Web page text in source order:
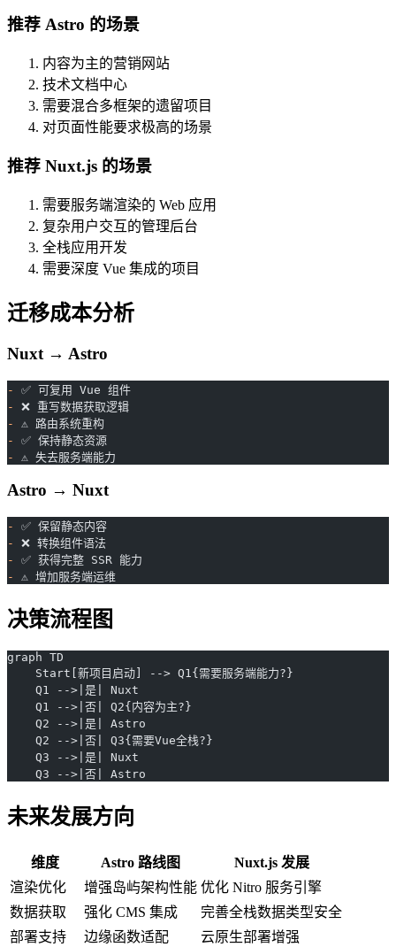
推荐 Astro 的场景
内容为主的营销网站
技术文档中心
需要混合多框架的遗留项目
对页面性能要求极高的场景
推荐 Nuxt.js 的场景
需要服务端渲染的 Web 应用
复杂用户交互的管理后台
全栈应用开发
需要深度 Vue 集成的项目
迁移成本分析
Nuxt → Astro
-
✅ 可复用 Vue 组件
-
❌ 重写数据获取逻辑
-
⚠️ 路由系统重构
-
✅ 保持静态资源
-
⚠️ 失去服务端能力
Astro → Nuxt
-
✅ 保留静态内容
-
❌ 转换组件语法
-
✅ 获得完整 SSR 能力
-
⚠️ 增加服务端运维
决策流程图
graph TD
    Start[新项目启动] --> Q1{需要服务端能力?}
    Q1 -->|是| Nuxt
    Q1 -->|否| Q2{内容为主?}
    Q2 -->|是| Astro
    Q2 -->|否| Q3{需要Vue全栈?}
    Q3 -->|是| Nuxt
    Q3 -->|否| Astro
未来发展方向
维度 Astro 路线图
Nuxt.js 发展
渲染优化
增强岛屿架构性能 优化 Nitro 服务引擎
数据获取
强化 CMS 集成
完善全栈数据类型安全
部署支持
边缘函数适配
云原生部署增强